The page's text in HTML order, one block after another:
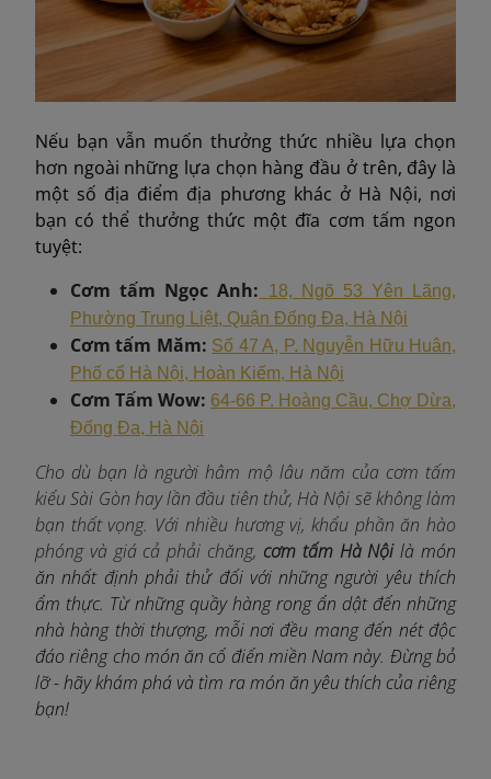
Nếu bạn vẫn muốn thưởng thức nhiều lựa chọn
hơn ngoài những lựa chọn hàng đầu ở trên, đây là
một số địa điểm địa phương khác ở Hà Nội, nơi
bạn có thể thưởng thức một đĩa cơm tấm ngon
tuyệt:
Cơm tấm Ngọc Anh:
18, Ngõ 53 Yên Lãng,
Phường Trung Liệt, Quận Đống Đa, Hà Nội
Cơm tấm Măm: Số 47 A, P. Nguyễn Hữu Huân,
Phố cổ Hà Nội, Hoàn Kiếm, Hà Nội
Cơm Tấm Wow: 64-66 P. Hoàng Cầu, Chợ Dừa,
Đống Đa, Hà Nội
Cho dù bạn là người hâm mộ lâu năm của cơm tấm
kiểu Sài Gòn hay lần đầu tiên thử, Hà Nội sẽ không làm
bạn thất vọng. Với nhiều hương vị, khẩu phần ăn hào
phóng và giá cả phải chăng, cơm tấm Hà Nội là món
ăn nhất định phải thử đối với những người yêu thích
ẩm thực. Từ những quầy hàng rong ẩn dật đến những
nhà hàng thời thượng, mỗi nơi đều mang đến nét độc
đáo riêng cho món ăn cổ điển miền Nam này. Đừng bỏ
lỡ - hãy khám phá và tìm ra món ăn yêu thích của riêng
bạn!